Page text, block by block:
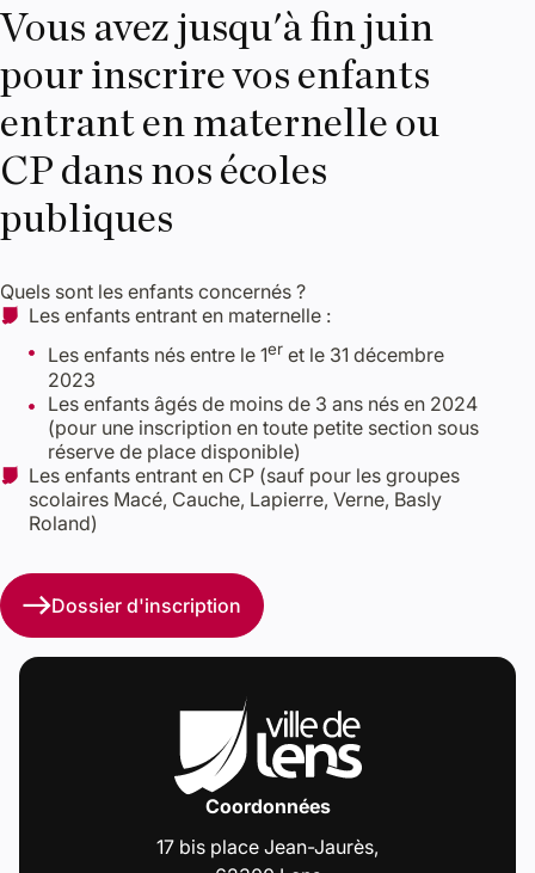
Vous avez jusqu'à fin juin
pour inscrire vos enfants
entrant en maternelle ou
CP dans nos écoles
publiques
Quels sont les enfants concernés ?
Les enfants entrant en maternelle :
Les enfants nés entre le 1er et le 31 décembre
2023
Les enfants âgés de moins de 3 ans nés en 2024
(pour une inscription en toute petite section sous
réserve de place disponible)
Les enfants entrant en CP (sauf pour les groupes
scolaires Macé, Cauche, Lapierre, Verne, Basly
Roland)
Dossier d'inscription
Coordonnées
17 bis place Jean-Jaurès,